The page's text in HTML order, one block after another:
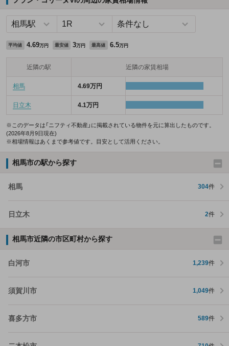
平均値 4.69万円 最安値 3万円 最高値 6.5万円
近隣の駅 近隣の家賃相場
相馬 4.69万円
日立木 4.1万円
※このデータは「ニフティ不動産」に掲載されている物件を元に算出したものです。
(2026年8月9日現在)
※相場情報はあくまで参考値です。目安として活用ください。
相馬市の駅から探す
相馬 304件
日立木 2件
相馬市近隣の市区町村から探す
白河市 1,239件
須賀川市 1,049件
喜多方市 589件